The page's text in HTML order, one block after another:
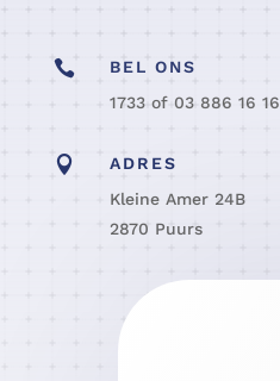

BEL ONS
1733 of 03 886 16 16

ADRES
Kleine Amer 24B
2870 Puurs